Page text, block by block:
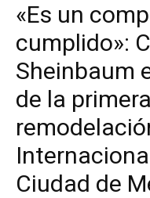
«Es un
cumplido»:
Sheinbaum
de la
Ciudad de